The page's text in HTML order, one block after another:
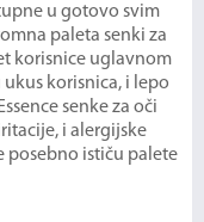
u gotovo svim
paleta senki za
korisnice uglavnom
korisnica, i lepo
senke za oči
i alergijske
posebno ističu palete